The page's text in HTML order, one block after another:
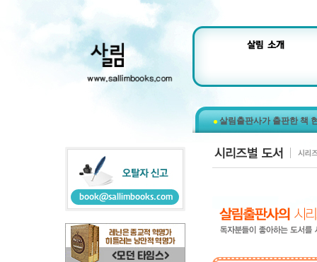
살림출판사가 출판한 책